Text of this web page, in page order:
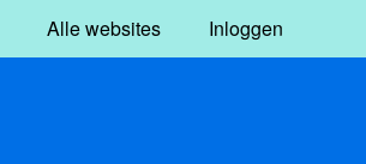
Alle websites Inloggen